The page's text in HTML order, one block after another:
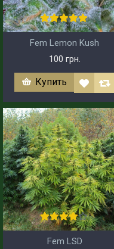
Fem Lemon Kush
100 грн.
Купить
Fem LSD